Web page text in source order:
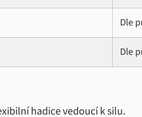
Dle
Dle
hadice vedoucí k silu.